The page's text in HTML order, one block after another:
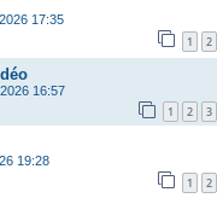
17:35
1 2
16:57
1 2 3
19:28
1 2